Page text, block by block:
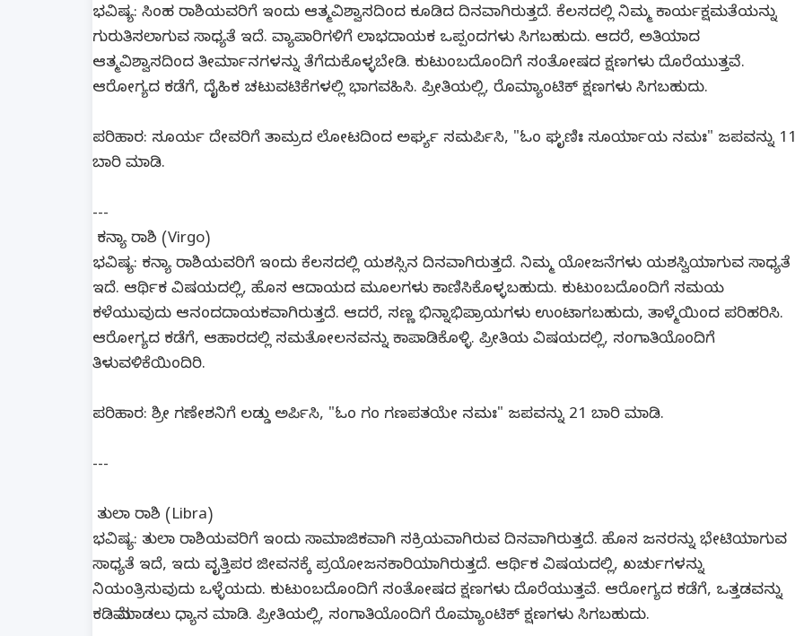
ಭವಿಷ್ಯ: ಸಿಂಹ ರಾಶಿಯವರಿಗೆ ಇಂದು ಆತ್ಮವಿಶ್ವಾಸದಿಂದ ಕೂಡಿದ ದಿನವಾಗಿರುತ್ತದೆ. ಕೆಲಸದಲ್ಲಿ ನಿಮ್ಮ ಕಾರ್ಯಕ್ಷಮತೆಯನ್ನು
ಗುರುತಿಸಲಾಗುವ ಸಾಧ್ಯತೆ ಇದೆ. ವ್ಯಾಪಾರಿಗಳಿಗೆ ಲಾಭದಾಯಕ ಒಪ್ಪಂದಗಳು ಸಿಗಬಹುದು. ಆದರೆ, ಅತಿಯಾದ
ಆತ್ಮವಿಶ್ವಾಸದಿಂದ ತೀರ್ಮಾನಗಳನ್ನು ತೆಗೆದುಕೊಳ್ಳಬೇಡಿ. ಕುಟುಂಬದೊಂದಿಗೆ ಸಂತೋಷದ ಕ್ಷಣಗಳು ದೊರೆಯುತ್ತವೆ.
ಆರೋಗ್ಯದ ಕಡೆಗೆ, ದೈಹಿಕ ಚಟುವಟಿಕೆಗಳಲ್ಲಿ ಭಾಗವಹಿಸಿ. ಪ್ರೀತಿಯಲ್ಲಿ, ರೊಮ್ಯಾಂಟಿಕ್ ಕ್ಷಣಗಳು ಸಿಗಬಹುದು.
ಪರಿಹಾರ: ಸೂರ್ಯ ದೇವರಿಗೆ ತಾಮ್ರದ ಲೋಟದಿಂದ ಅರ್ಘ್ಯ ಸಮರ್ಪಿಸಿ, "ಓಂ ಘೃಣಿಃ ಸೂರ್ಯಾಯ ನಮಃ" ಜಪವನ್ನು 11
ಬಾರಿ ಮಾಡಿ.
---
ಕನ್ಯಾ ರಾಶಿ (Virgo)
ಭವಿಷ್ಯ: ಕನ್ಯಾ ರಾಶಿಯವರಿಗೆ ಇಂದು ಕೆಲಸದಲ್ಲಿ ಯಶಸ್ಸಿನ ದಿನವಾಗಿರುತ್ತದೆ. ನಿಮ್ಮ ಯೋಜನೆಗಳು ಯಶಸ್ವಿಯಾಗುವ ಸಾಧ್ಯತೆ
ಇದೆ. ಆರ್ಥಿಕ ವಿಷಯದಲ್ಲಿ, ಹೊಸ ಆದಾಯದ ಮೂಲಗಳು ಕಾಣಿಸಿಕೊಳ್ಳಬಹುದು. ಕುಟುಂಬದೊಂದಿಗೆ ಸಮಯ
ಕಳೆಯುವುದು ಆನಂದದಾಯಕವಾಗಿರುತ್ತದೆ. ಆದರೆ, ಸಣ್ಣ ಭಿನ್ನಾಭಿಪ್ರಾಯಗಳು ಉಂಟಾಗಬಹುದು, ತಾಳ್ಮೆಯಿಂದ ಪರಿಹರಿಸಿ.
ಆರೋಗ್ಯದ ಕಡೆಗೆ, ಆಹಾರದಲ್ಲಿ ಸಮತೋಲನವನ್ನು ಕಾಪಾಡಿಕೊಳ್ಳಿ. ಪ್ರೀತಿಯ ವಿಷಯದಲ್ಲಿ, ಸಂಗಾತಿಯೊಂದಿಗೆ
ತಿಳುವಳಿಕೆಯಿಂದಿರಿ.
ಪರಿಹಾರ: ಶ್ರೀ ಗಣೇಶನಿಗೆ ಲಡ್ಡು ಅರ್ಪಿಸಿ, "ಓಂ ಗಂ ಗಣಪತಯೇ ನಮಃ" ಜಪವನ್ನು 21 ಬಾರಿ ಮಾಡಿ.
---
ತುಲಾ ರಾಶಿ (Libra)
ಭವಿಷ್ಯ: ತುಲಾ ರಾಶಿಯವರಿಗೆ ಇಂದು ಸಾಮಾಜಿಕವಾಗಿ ಸಕ್ರಿಯವಾಗಿರುವ ದಿನವಾಗಿರುತ್ತದೆ. ಹೊಸ ಜನರನ್ನು ಭೇಟಿಯಾಗುವ
ಸಾಧ್ಯತೆ ಇದೆ, ಇದು ವೃತ್ತಿಪರ ಜೀವನಕ್ಕೆ ಪ್ರಯೋಜನಕಾರಿಯಾಗಿರುತ್ತದೆ. ಆರ್ಥಿಕ ವಿಷಯದಲ್ಲಿ, ಖರ್ಚುಗಳನ್ನು
ನಿಯಂತ್ರಿಸುವುದು ಒಳ್ಳೆಯದು. ಕುಟುಂಬದೊಂದಿಗೆ ಸಂತೋಷದ ಕ್ಷಣಗಳು ದೊರೆಯುತ್ತವೆ. ಆರೋಗ್ಯದ ಕಡೆಗೆ, ಒತ್ತಡವನ್ನು
ಕಡಿಮೆ ಮಾಡಲು ಧ್ಯಾನ ಮಾಡಿ. ಪ್ರೀತಿಯಲ್ಲಿ, ಸಂಗಾತಿಯೊಂದಿಗೆ ರೊಮ್ಯಾಂಟಿಕ್ ಕ್ಷಣಗಳು ಸಿಗಬಹುದು.